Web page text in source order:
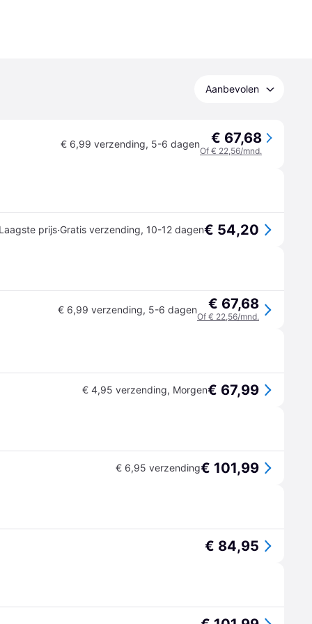
Aanbevolen
€ 6,99 verzending, 5-6 dagen € 67,68
Of € 22,56/mnd.
prijs·Gratis verzending, 10-12 dagen€ 54,20
€ 6,99 verzending, 5-6 dagen € 67,68
Of € 22,56/mnd.
€ 4,95 verzending, Morgen€ 67,99
€ 6,95 verzending€ 101,99
€ 84,95